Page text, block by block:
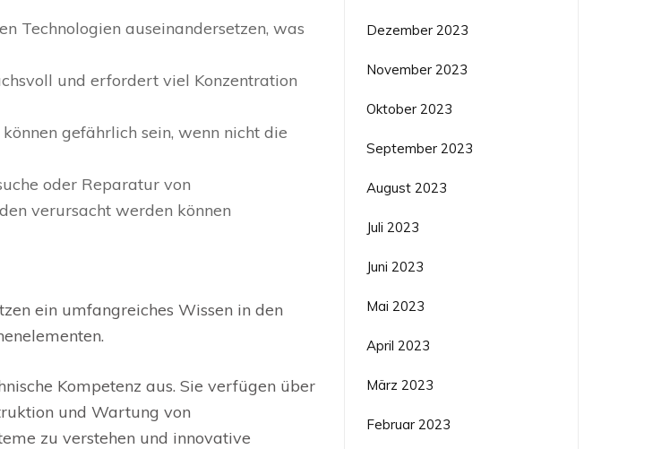
Technologien auseinandersetzen, was
und erfordert viel Konzentration
gefährlich sein, wenn nicht die
oder Reparatur von
verursacht werden können
ein umfangreiches Wissen in den
Kompetenz aus. Sie verfügen über
und Wartung von
zu verstehen und innovative
Dezember 2023
November 2023
Oktober 2023
September 2023
August 2023
Juli 2023
Juni 2023
Mai 2023
April 2023
März 2023
Februar 2023